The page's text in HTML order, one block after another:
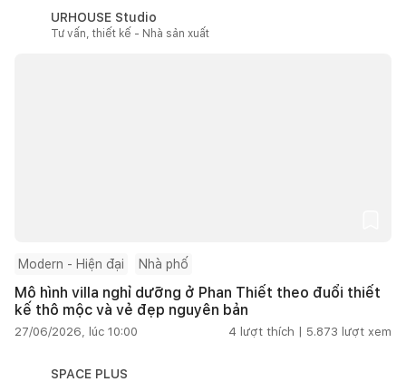
URHOUSE Studio
Tư vấn, thiết kế - Nhà sản xuất
Modern - Hiện đại Nhà phố
Mô hình villa nghỉ dưỡng ở Phan Thiết theo đuổi thiết
kế thô mộc và vẻ đẹp nguyên bản
27/06/2026, lúc 10:00 4 lượt thích | 5.873 lượt xem
SPACE PLUS